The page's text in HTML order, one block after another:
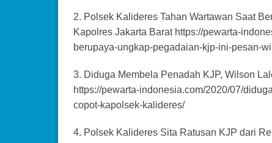
2. Polsek Kalideres Tahan Wartawan Saat
Kapolres Jakarta Barat https://pewarta-
berupaya-ungkap-pegadaian-kjp-ini-pesan-
3. Diduga Membela Penadah KJP, Wilson
https://pewarta-indonesia.com/2020/07/
copot-kapolsek-kalideres/
4. Polsek Kalideres Sita Ratusan KJP dari